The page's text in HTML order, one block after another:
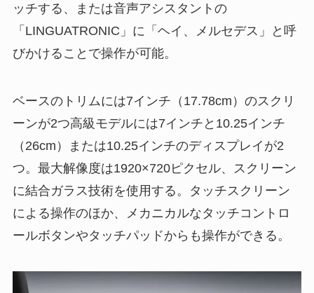
ッチする、または音声アシスタントの
「LINGUATRONIC」に「ヘイ、メルセデス」と呼
びかけることで操作が可能。
ベースのトリムには7インチ（17.78cm）のスクリ
ーンが2つ高級モデルには7インチと10.25インチ
（26cm）または10.25インチのディスプレイが2
つ。最大解像度は1920×720ピクセル、スクリーン
に結合ガラス技術を使用する。タッチスクリーン
による操作のほか、メカニカルなタッチコントロ
ールボタンやタッチパッドからも操作ができる。